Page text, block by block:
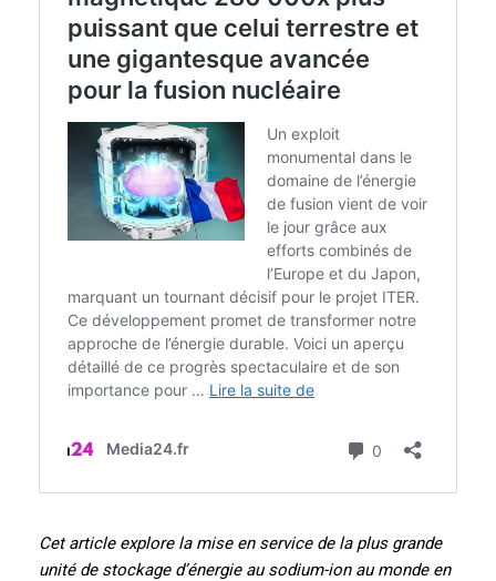
Cet article explore la mise en service de la plus grande
unité de stockage d’énergie au sodium-ion au monde en